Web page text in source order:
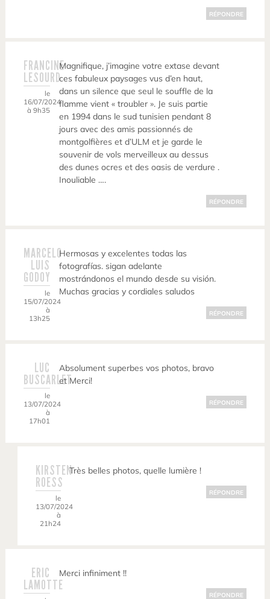
RÉPONDRE
FRANCINE
LESOURD
le
16/07/2024
à 9h35
Magnifique, j’imagine votre extase devant
ces fabuleux paysages vus d’en haut,
dans un silence que seul le souffle de la
flamme vient « troubler ». Je suis partie
en 1994 dans le sud tunisien pendant 8
jours avec des amis passionnés de
montgolfières et d’ULM et je garde le
souvenir de vols merveilleux au dessus
des dunes ocres et des oasis de verdure .
Inouliable ….
RÉPONDRE
MARCELO
LUIS
GODOY
le
15/07/2024
à
13h25
Hermosas y excelentes todas las
fotografías. sigan adelante
mostrándonos el mundo desde su visión.
Muchas gracias y cordiales saludos
RÉPONDRE
LUC
BUSCARLET
le
13/07/2024
à
17h01
Absolument superbes vos photos, bravo
et Merci!
RÉPONDRE
KIRSTEN
ROESS
le
13/07/2024
à
21h24
Très belles photos, quelle lumière !
RÉPONDRE
ERIC
LAMOTTE
Merci infiniment !!
RÉPONDRE